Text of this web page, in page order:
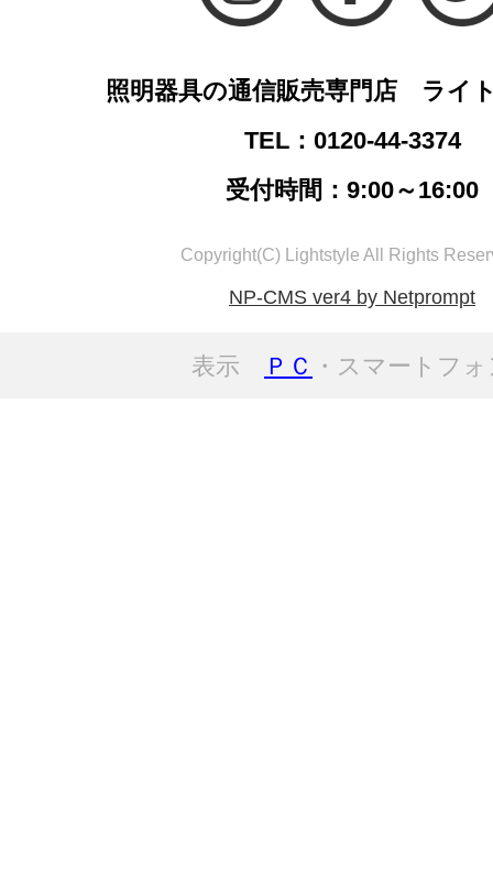
照明器具の通信販売専門店 ライ
TEL：0120-44-3374
受付時間：9:00～16:00
Copyright(C) Lightstyle All Rights
NP-CMS ver4 by Netprompt
表示 ＰＣ ・スマートフ